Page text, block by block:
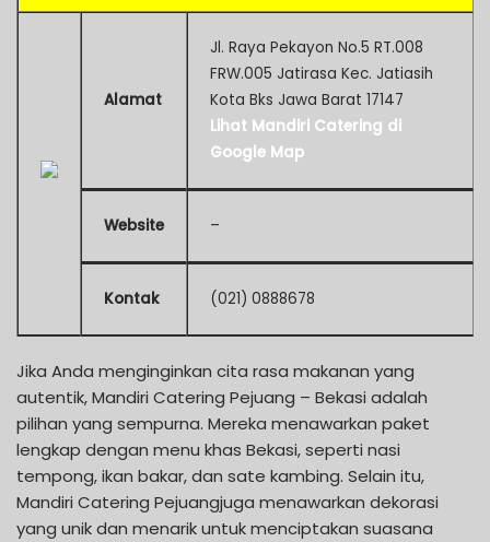
Alamat
Jl. Raya Pekayon No.5 RT.008
FRW.005 Jatirasa Kec. Jatiasih
Kota Bks Jawa Barat 17147
Lihat Mandiri Catering di
Google Map
Website –
Kontak (021) 0888678
Jika Anda menginginkan cita rasa makanan yang
autentik, Mandiri Catering Pejuang – Bekasi adalah
pilihan yang sempurna. Mereka menawarkan paket
lengkap dengan menu khas Bekasi, seperti nasi
tempong, ikan bakar, dan sate kambing. Selain itu,
Mandiri Catering Pejuangjuga menawarkan dekorasi
yang unik dan menarik untuk menciptakan suasana